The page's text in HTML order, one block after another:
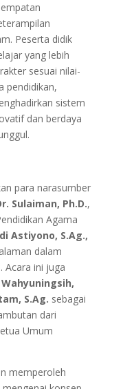
Peserta didik
yang lebih
sesuai nilai-
pendidikan,
sistem
dan berdaya
para narasumber
Sulaiman, Ph.D.,
Agama
Astiyono, S.Ag.,
dalam
Acara ini juga
Wahyuningsih,
S.Ag. sebagai
dari
Umum
memperoleh